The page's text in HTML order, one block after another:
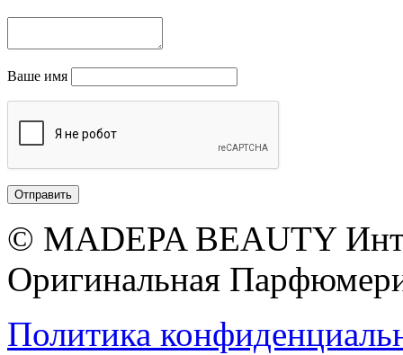
Ваше имя
© MADEPA BEAUTY
Оригинальная
Политика